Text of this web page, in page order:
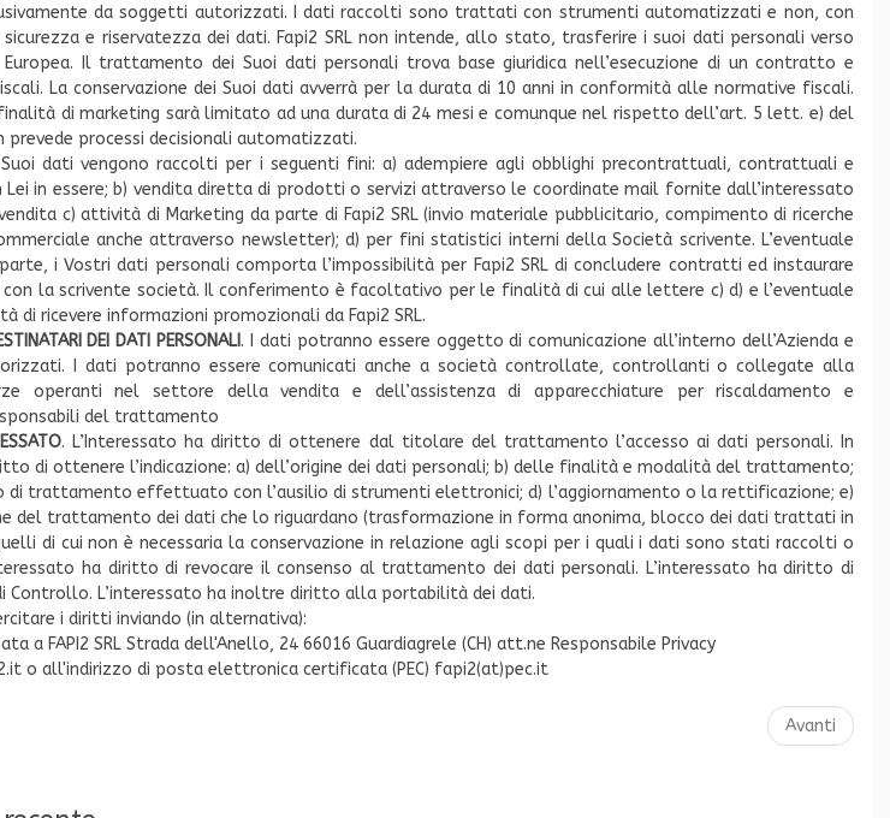
da soggetti autorizzati. I dati raccolti sono trattati con strumenti automatizzati e non, con
e riservatezza dei dati. Fapi2 SRL non intende, allo stato, trasferire i suoi dati personali verso
Il trattamento dei Suoi dati personali trova base giuridica nell’esecuzione di un contratto e
La conservazione dei Suoi dati avverrà per la durata di 10 anni in conformità alle normative fiscali.
di marketing sarà limitato ad una durata di 24 mesi e comunque nel rispetto dell’art. 5 lett. e) del
processi decisionali automatizzati.
dati vengono raccolti per i seguenti fini: a) adempiere agli obblighi precontrattuali, contrattuali e
in essere; b) vendita diretta di prodotti o servizi attraverso le coordinate mail fornite dall’interessato
c) attività di Marketing da parte di Fapi2 SRL (invio materiale pubblicitario, compimento di ricerche
anche attraverso newsletter); d) per fini statistici interni della Società scrivente. L’eventuale
i Vostri dati personali comporta l’impossibilità per Fapi2 SRL di concludere contratti ed instaurare
la scrivente società. Il conferimento è facoltativo per le finalità di cui alle lettere c) d) e l’eventuale
di ricevere informazioni promozionali da Fapi2 SRL.
DEI DATI PERSONALI . I dati potranno essere oggetto di comunicazione all’interno dell’Azienda e
I dati potranno essere comunicati anche a società controllate, controllanti o collegate alla
operanti nel settore della vendita e dell’assistenza di apparecchiature per riscaldamento e
del trattamento
. L’Interessato ha diritto di ottenere dal titolare del trattamento l’accesso ai dati personali. In
di ottenere l’indicazione: a) dell’origine dei dati personali; b) delle finalità e modalità del trattamento;
di trattamento effettuato con l’ausilio di strumenti elettronici; d) l’aggiornamento o la rettificazione; e)
del trattamento dei dati che lo riguardano (trasformazione in forma anonima, blocco dei dati trattati in
di cui non è necessaria la conservazione in relazione agli scopi per i quali i dati sono stati raccolti o
ha diritto di revocare il consenso al trattamento dei dati personali. L’interessato ha diritto di
Controllo. L’interessato ha inoltre diritto alla portabilità dei dati.
i diritti inviando (in alternativa):
a FAPI2 SRL Strada dell'Anello, 24 66016 Guardiagrele (CH) att.ne Responsabile Privacy
o all'indirizzo di posta elettronica certificata (PEC) fapi2(at)pec.it
Avanti